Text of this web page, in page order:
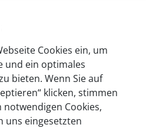
Erfahrung
von autoaid stecken
und auch in Zukunft
Produkte am Standort in
diese Qualität vertrauen
Privatkunden und
Cookies ein, um
und ein optimales
bieten. Wenn Sie auf
klicken, stimmen
notwendigen Cookies,
uns eingesetzten